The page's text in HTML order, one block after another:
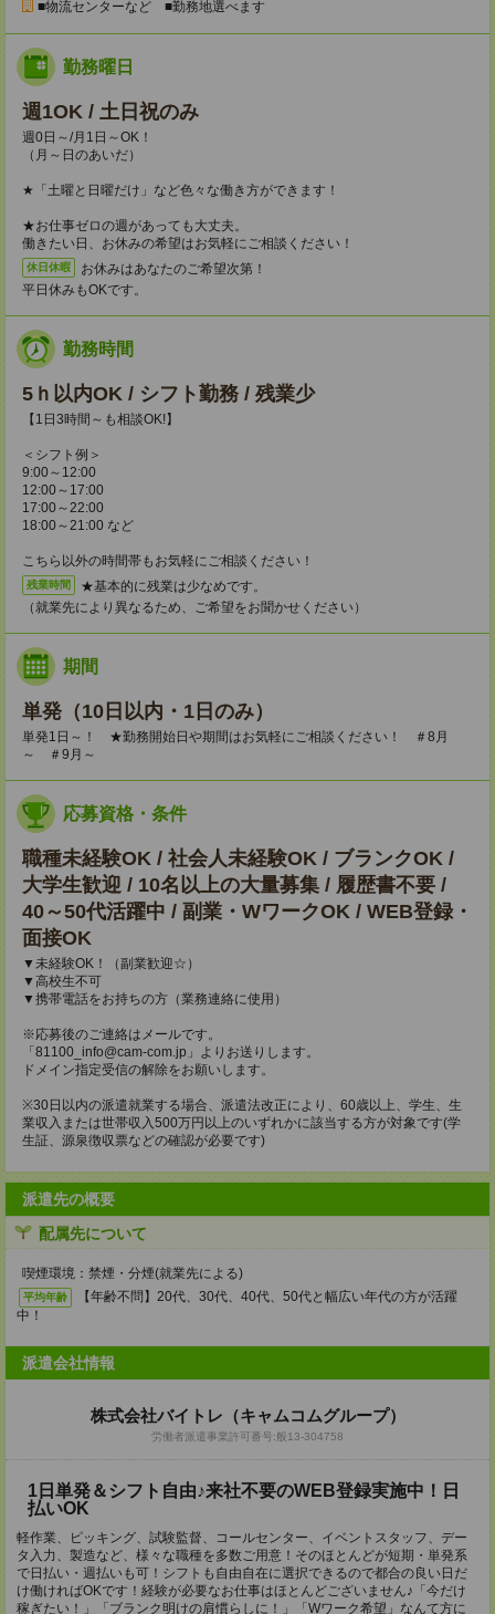
■物流センターなど ■勤務地選べます
勤務曜日
週1OK / 土日祝のみ
週0日～/月1日～OK！
（月～日のあいだ）
★「土曜と日曜だけ」など色々な働き方ができます！
★お仕事ゼロの週があっても大丈夫。
働きたい日、お休みの希望はお気軽にご相談ください！
休日休暇
お休みはあなたのご希望次第！
平日休みもOKです。
勤務時間
5ｈ以内OK / シフト勤務 / 残業少
【1日3時間～も相談OK!】
＜シフト例＞
9:00～12:00
12:00～17:00
17:00～22:00
18:00～21:00 など
こちら以外の時間帯もお気軽にご相談ください！
残業時間
★基本的に残業は少なめです。
（就業先により異なるため、ご希望をお聞かせください）
期間
単発（10日以内・1日のみ）
単発1日～！ ★勤務開始日や期間はお気軽にご相談ください！ ＃8月
～ ＃9月～
応募資格・条件
職種未経験OK / 社会人未経験OK / ブランクOK /
大学生歓迎 / 10名以上の大量募集 / 履歴書不要 /
40～50代活躍中 / 副業・WワークOK / WEB登録・
面接OK
▼未経験OK！（副業歓迎☆）
▼高校生不可
▼携帯電話をお持ちの方（業務連絡に使用）
※応募後のご連絡はメールです。
「81100_info@cam-com.jp」よりお送りします。
ドメイン指定受信の解除をお願いします。
※30日以内の派遣就業する場合、派遣法改正により、60歳以上、学生、生
業収入または世帯収入500万円以上のいずれかに該当する方が対象です(学
生証、源泉徴収票などの確認が必要です)
派遣先の概要
配属先について
喫煙環境：禁煙・分煙(就業先による)
平均年齢
【年齢不問】20代、30代、40代、50代と幅広い年代の方が活躍
中！
派遣会社情報
株式会社バイトレ（キャムコムグループ）
労働者派遣事業許可番号:般13-304758
1日単発＆シフト自由♪来社不要のWEB登録実施中！日
払いOK
軽作業、ピッキング、試験監督、コールセンター、イベントスタッフ、デー
タ入力、製造など、様々な職種を多数ご用意！そのほとんどが短期・単発系
で日払い・週払いも可！シフトも自由自在に選択できるので都合の良い日だ
け働ければOKです！経験が必要なお仕事はほとんどございません♪「今だけ
稼ぎたい！」「ブランク明けの肩慣らしに！」「Wワーク希望」なんて方に